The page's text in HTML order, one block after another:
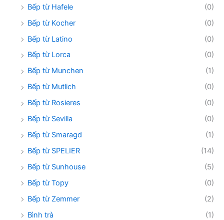
Bếp từ Hafele
(0)
Bếp từ Kocher
(0)
Bếp từ Latino
(0)
Bếp từ Lorca
(0)
Bếp từ Munchen
(1)
Bếp từ Mutlich
(0)
Bếp từ Rosieres
(0)
Bếp từ Sevilla
(0)
Bếp từ Smaragd
(1)
Bếp từ SPELIER
(14)
Bếp từ Sunhouse
(5)
Bếp từ Topy
(0)
Bếp từ Zemmer
(2)
Bình trà
(1)